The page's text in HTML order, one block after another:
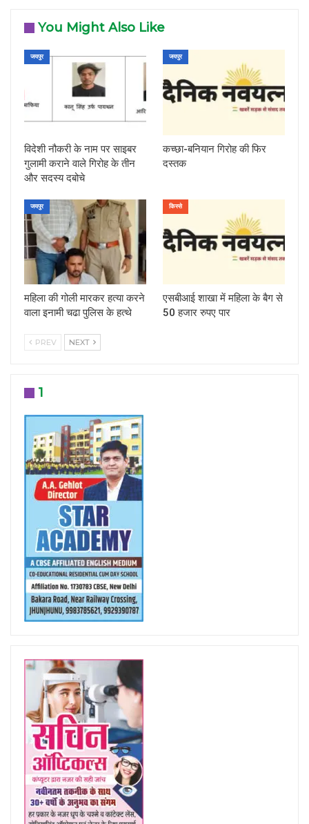
You Might Also Like
जयपुर
विदेशी नौकरी के नाम पर साइबर
गुलामी कराने वाले गिरोह के तीन
और सदस्य दबोचे
जयपुर
कच्छा-बनियान गिरोह की फिर
दस्तक
जयपुर
महिला की गोली मारकर हत्या करने
वाला इनामी चढा पुलिस के हत्थे
किस्से
एसबीआई शाखा में महिला के बैग से
50 हजार रुपए पार
PREV NEXT
1